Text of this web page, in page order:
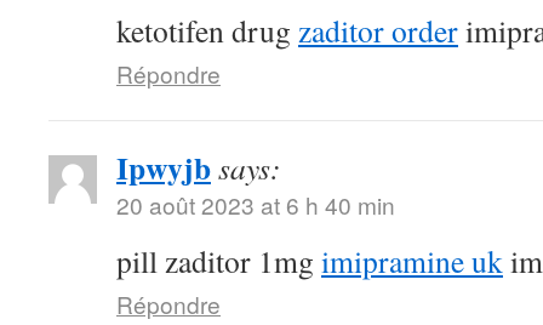
ketotifen drug zaditor order
Répondre
Ipwyjbsays:
20 août 2023 at 6 h 40 min
pill zaditor 1mg imipramine uk
Répondre